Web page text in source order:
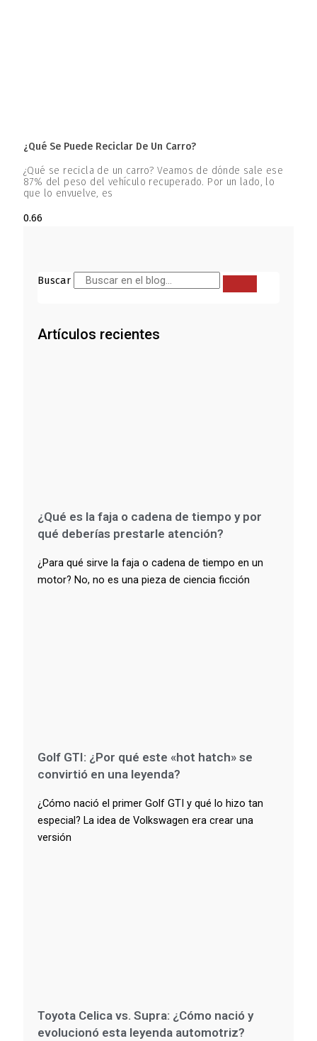
¿Qué Se Puede Reciclar De Un Carro?
¿Qué se recicla de un carro? Veamos de dónde sale ese
87% del peso del vehículo recuperado. Por un lado, lo
que lo envuelve, es
Buscar
Artículos recientes
¿Qué es la faja o cadena de tiempo y por
qué deberías prestarle atención?
¿Para qué sirve la faja o cadena de tiempo en un
motor? No, no es una pieza de ciencia ficción
Golf GTI: ¿Por qué este «hot hatch» se
convirtió en una leyenda?
¿Cómo nació el primer Golf GTI y qué lo hizo tan
especial? La idea de Volkswagen era crear una
versión
Toyota Celica vs. Supra: ¿Cómo nació y
evolucionó esta leyenda automotriz?